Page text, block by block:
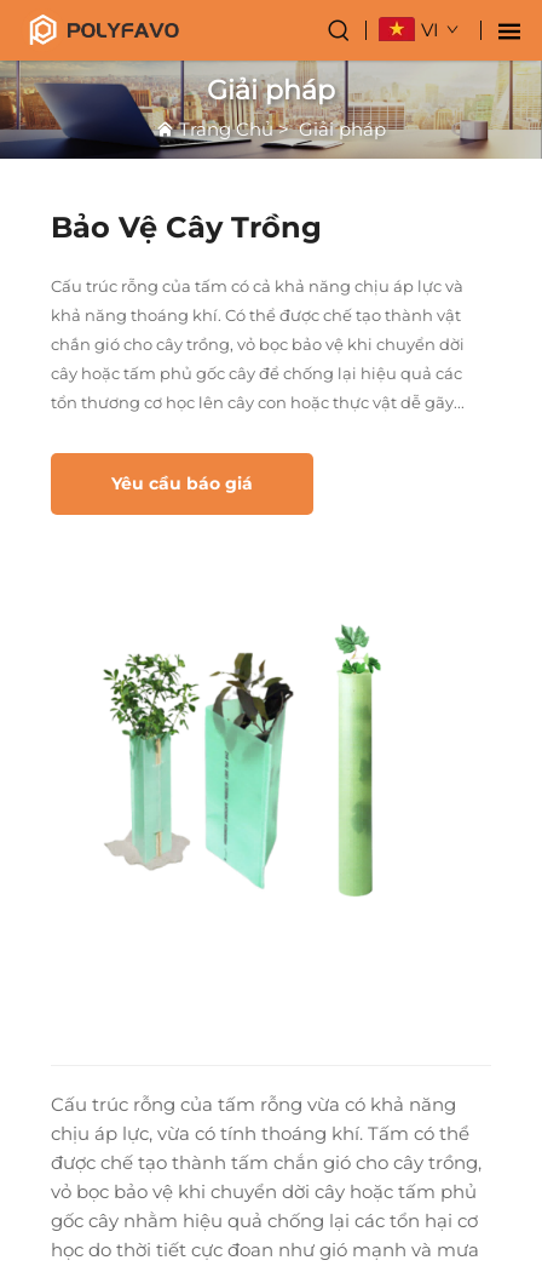
VI
Giải pháp
Trang Chủ>Giải pháp
Bảo Vệ Cây Trồng
Cấu trúc rỗng của tấm có cả khả năng chịu áp lực và
khả năng thoáng khí. Có thể được chế tạo thành vật
chắn gió cho cây trồng, vỏ bọc bảo vệ khi chuyển dời
cây hoặc tấm phủ gốc cây để chống lại hiệu quả các
tổn thương cơ học lên cây con hoặc thực vật dễ gãy...
Yêu cầu báo giá
Cấu trúc rỗng của tấm rỗng vừa có khả năng
chịu áp lực, vừa có tính thoáng khí. Tấm có thể
được chế tạo thành tấm chắn gió cho cây trồng,
vỏ bọc bảo vệ khi chuyển dời cây hoặc tấm phủ
gốc cây nhằm hiệu quả chống lại các tổn hại cơ
học do thời tiết cực đoan như gió mạnh và mưa